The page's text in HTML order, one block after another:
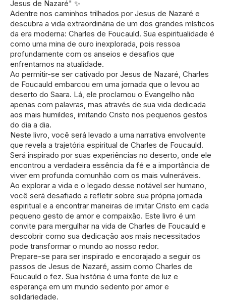
Jesus de Nazaré" ✨
Adentre nos caminhos trilhados por Jesus de Nazaré e
descubra a vida extraordinária de um dos grandes místicos
da era moderna: Charles de Foucauld. Sua espiritualidade é
como uma mina de ouro inexplorada, pois ressoa
profundamente com os anseios e desafios que
enfrentamos na atualidade.
Ao permitir-se ser cativado por Jesus de Nazaré, Charles
de Foucauld embarcou em uma jornada que o levou ao
deserto do Saara. Lá, ele proclamou o Evangelho não
apenas com palavras, mas através de sua vida dedicada
aos mais humildes, imitando Cristo nos pequenos gestos
do dia a dia.
Neste livro, você será levado a uma narrativa envolvente
que revela a trajetória espiritual de Charles de Foucauld.
Será inspirado por suas experiências no deserto, onde ele
encontrou a verdadeira essência da fé e a importância de
viver em profunda comunhão com os mais vulneráveis.
Ao explorar a vida e o legado desse notável ser humano,
você será desafiado a refletir sobre sua própria jornada
espiritual e a encontrar maneiras de imitar Cristo em cada
pequeno gesto de amor e compaixão. Este livro é um
convite para mergulhar na vida de Charles de Foucauld e
descobrir como sua dedicação aos mais necessitados
pode transformar o mundo ao nosso redor.
Prepare-se para ser inspirado e encorajado a seguir os
passos de Jesus de Nazaré, assim como Charles de
Foucauld o fez. Sua história é uma fonte de luz e
esperança em um mundo sedento por amor e
solidariedade.